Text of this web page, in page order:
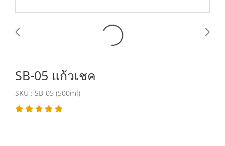
SB-05 แก้วเชค
SKU : SB-05 (500ml)